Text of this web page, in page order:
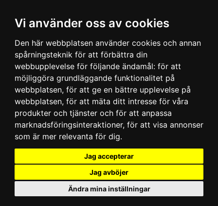
Vi använder oss av cookies
Den här webbplatsen använder cookies och annan
spårningsteknik för att förbättra din
webbupplevelse för följande ändamål: för att
möjliggöra grundläggande funktionalitet på
webbplatsen, för att ge en bättre upplevelse på
webbplatsen, för att mäta ditt intresse för våra
produkter och tjänster och för att anpassa
marknadsföringsinteraktioner, för att visa annonser
som är mer relevanta för dig.
Jag accepterar
Jag avböjer
Ändra mina inställningar